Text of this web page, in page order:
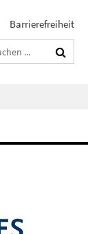
Barrierefreiheit